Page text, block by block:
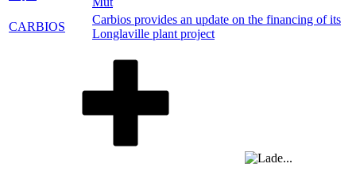
CARBIOS
Carbios provides an update on the financing of its
Longlaville plant project